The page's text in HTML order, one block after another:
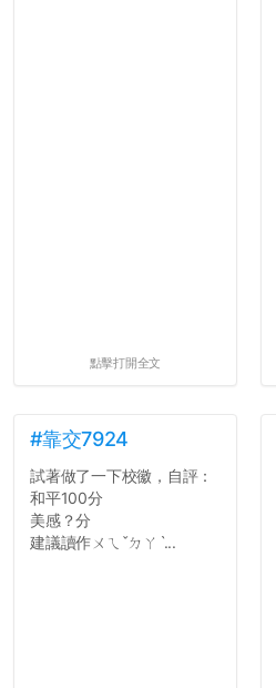
點擊打開全文
#靠交7924
試著做了一下校徽，自評：
和平100分
美感？分
建議讀作ㄨㄟˇㄉㄚˋ...